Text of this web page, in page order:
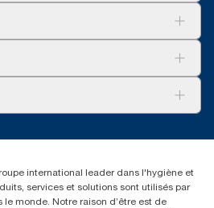
1
international leader dans l'hygiène et
services et solutions sont utilisés par
monde. Notre raison d’être est de